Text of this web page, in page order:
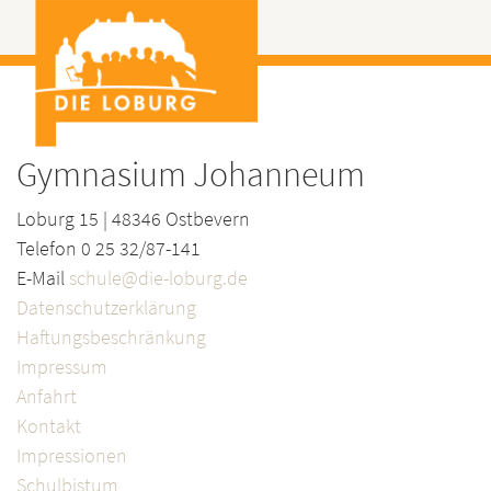
Gymnasium Johanneum
Loburg 15 | 48346 Ostbevern
Telefon 0 25 32/87-141
E-Mail schule@die-loburg.de
Datenschutzerklärung
Haftungsbeschränkung
Impressum
Anfahrt
Kontakt
Impressionen
Schulbistum